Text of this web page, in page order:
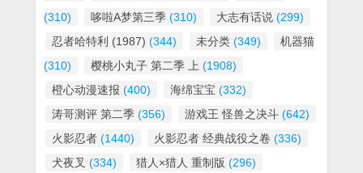
(310)
哆啦A梦第三季 (310) 大志有话说 (299)
忍者哈特利 (1987) (344) 未分类 (349)
机器猫
(310)
樱桃小丸子 第二季 上 (1908)
橙心动漫速报 (400) 海绵宝宝 (332)
涛哥测评 第二季 (356) 游戏王 怪兽之决斗 (642)
火影忍者 (1440) 火影忍者 经典战役之卷 (336)
犬夜叉 (334) 猎人×猎人 重制版 (296)